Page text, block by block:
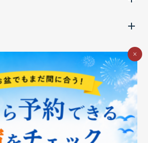
の表示ウェブアクセシビリティの取り組み
ープライバシーポータルCookieポリシー
表記
情報セキュリティ基本方針
トップ
×